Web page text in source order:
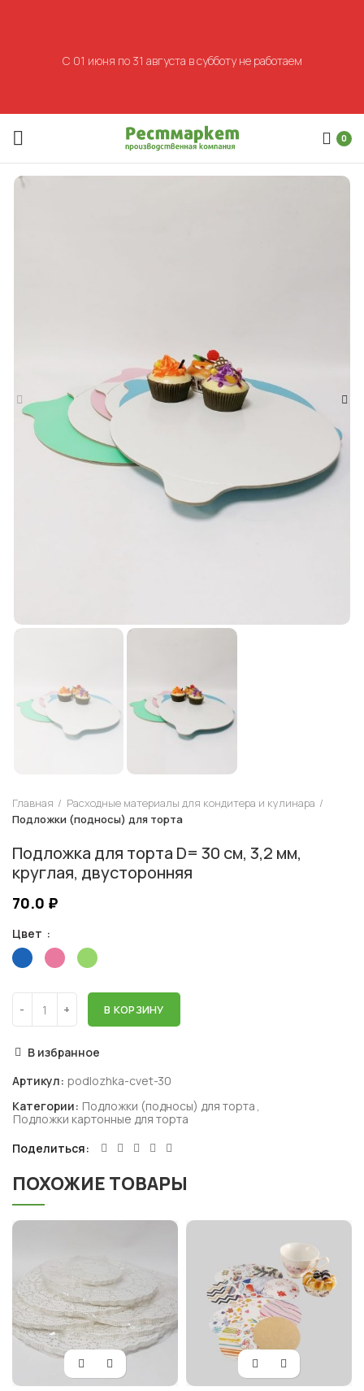
0
Главная
Расходные материалы для кондитера и кулинара
Подложки (подносы) для торта
Подложка для торта D= 30 см, 3,2 мм,
круглая, двусторонняя
70.0 ₽
Цвет
В КОРЗИНУ
В избранное
Артикул: podlozhka-cvet-30
Категории: Подложки (подносы) для торта ,
Подложки картонные для торта
Поделиться
ПОХОЖИЕ ТОВАРЫ
С 01 июня по 31 августа в субботу не работаем